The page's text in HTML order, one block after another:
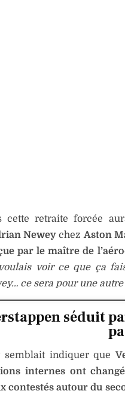
cette retraite forcée
Newey chezAston
par le maître de
voulais voir ce que ça
ce sera pour une autre
séduit
semblait indiquer que
internes ont
contestés autour du